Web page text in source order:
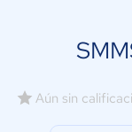
Aún sin